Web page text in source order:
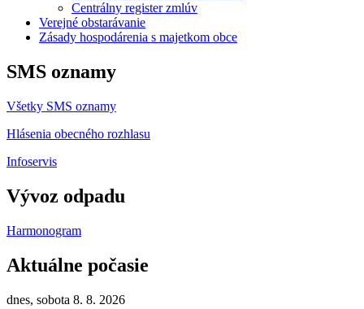
Centrálny register zmlúv
Verejné obstarávanie
Zásady hospodárenia s majetkom obce
SMS oznamy
Všetky SMS oznamy
Hlásenia obecného rozhlasu
Infoservis
Vývoz odpadu
Harmonogram
Aktuálne počasie
dnes, sobota 8. 8. 2026